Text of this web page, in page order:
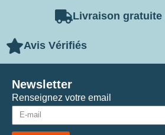
Livraison gratuite
Avis Vérifiés
Renseignez votre email
Newsletter